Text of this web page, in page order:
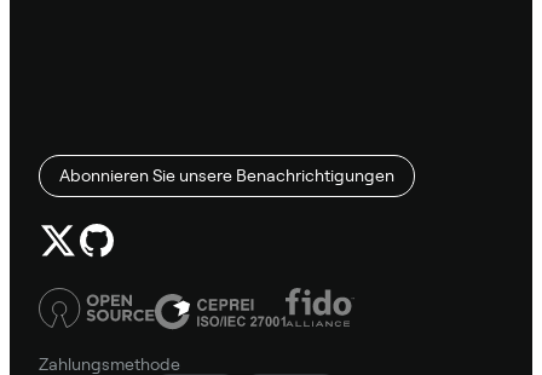
Abonnieren Sie unsere Benachrichtigungen
Zahlungsmethode